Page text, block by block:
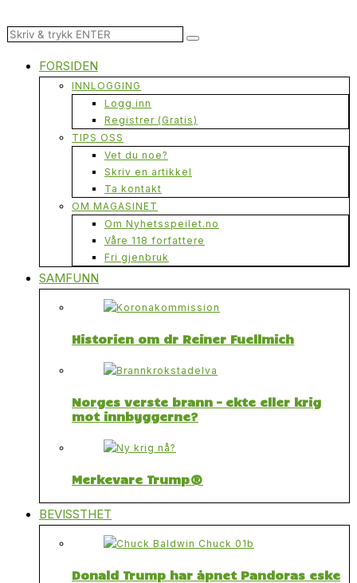
FORSIDEN
INNLOGGING
Logg inn
Registrer (Gratis)
TIPS OSS
Vet du noe?
Skriv en artikkel
Ta kontakt
OM MAGASINET
Om Nyhetsspeilet.no
Våre 118 forfattere
Fri gjenbruk
SAMFUNN
Historien om dr Reiner Fuellmich
Norges verste brann – ekte eller krig
mot innbyggerne?
Merkevare Trump®
BEVISSTHET
Donald Trump har åpnet Pandoras eske